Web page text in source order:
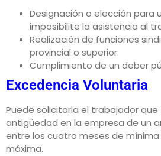
Designación o elección para
imposibilite la asistencia al
Realización de funciones
provincial o superior.
Cumplimiento de un deber
Excedencia Voluntaria
Puede solicitarla el trabajador
antigüedad en la empresa de un
entre los cuatro meses de mínima
máxima.